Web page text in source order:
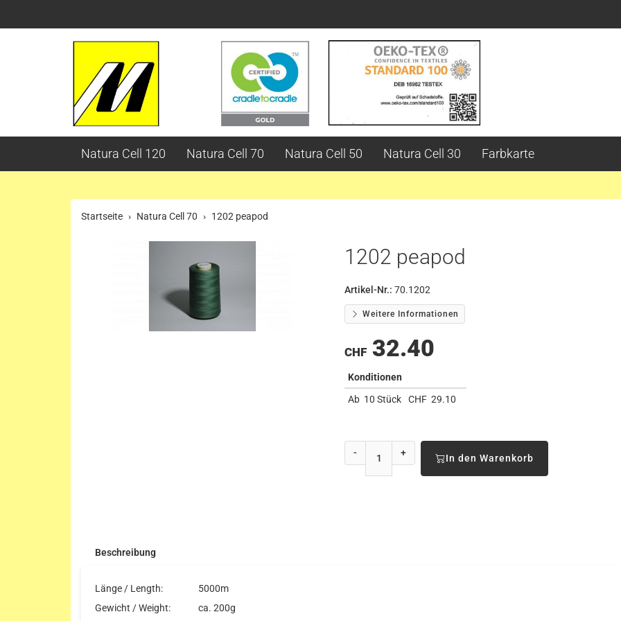
Natura Cell 120 Natura Cell 70 Natura Cell 50 Natura Cell 30 Farbkarte
Startseite Natura Cell 70 1202 peapod
1202 peapod
Artikel-Nr.: 70.1202
Weitere Informationen
CHF 32.40
Konditionen
Ab 10 Stück CHF 29.10
- + In den Warenkorb
Beschreibung
Länge / Length:
5000m
Gewicht / Weight:
ca. 200g